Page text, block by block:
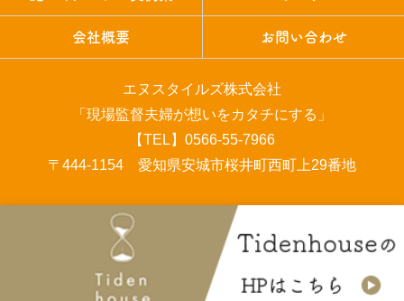
会社概要 お問い合わせ
エヌスタイルズ株式会社
「現場監督夫婦が想いをカタチにする」
【TEL】0566-55-7966
〒444-1154 愛知県安城市桜井町西町上29番地
COPYRIGHT © エヌスタイルズ株式会社 All rights reserved.